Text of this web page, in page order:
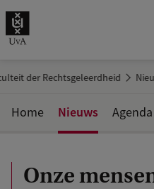
der Rechtsgeleerdheid
Onze
Home Nieuws Agenda